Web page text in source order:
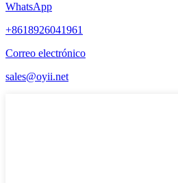
WhatsApp
+8618926041961
Correo electrónico
sales@oyii.net